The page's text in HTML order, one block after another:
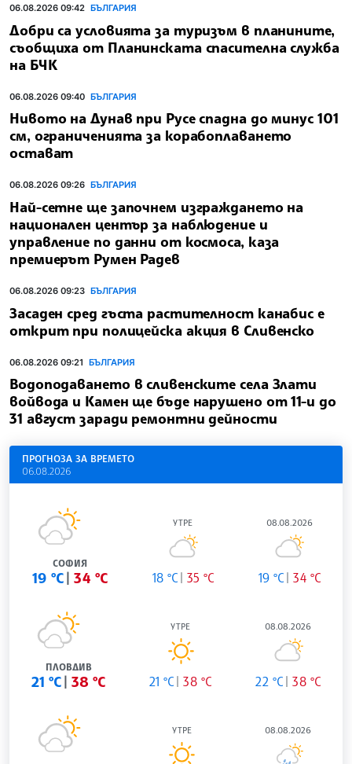
06.08.2026 09:42 БЪЛГАРИЯ
Добри са условията за туризъм в планините,
съобщиха от Планинската спасителна служба
на БЧК
06.08.2026 09:40 БЪЛГАРИЯ
Нивото на Дунав при Русе спадна до минус 101
см, ограниченията за корабоплаването
остават
06.08.2026 09:26 БЪЛГАРИЯ
Най-сетне ще започнем изграждането на
национален център за наблюдение и
управление по данни от космоса, каза
премиерът Румен Радев
06.08.2026 09:23 БЪЛГАРИЯ
Засаден сред гъста растителност канабис е
открит при полицейска акция в Сливенско
06.08.2026 09:21 БЪЛГАРИЯ
Водоподаването в сливенските села Злати
войвода и Камен ще бъде нарушено от 11-и до
31 август заради ремонтни дейности
ПРОГНОЗА ЗА ВРЕМЕТО
06.08.2026
СОФИЯ
19 °C 34 °C
УТРЕ
18 °C 35 °C
08.08.2026
19 °C 34 °C
ПЛОВДИВ
21 °C 38 °C
УТРЕ
21 °C 38 °C
08.08.2026
22 °C 38 °C
УТРЕ 08.08.2026